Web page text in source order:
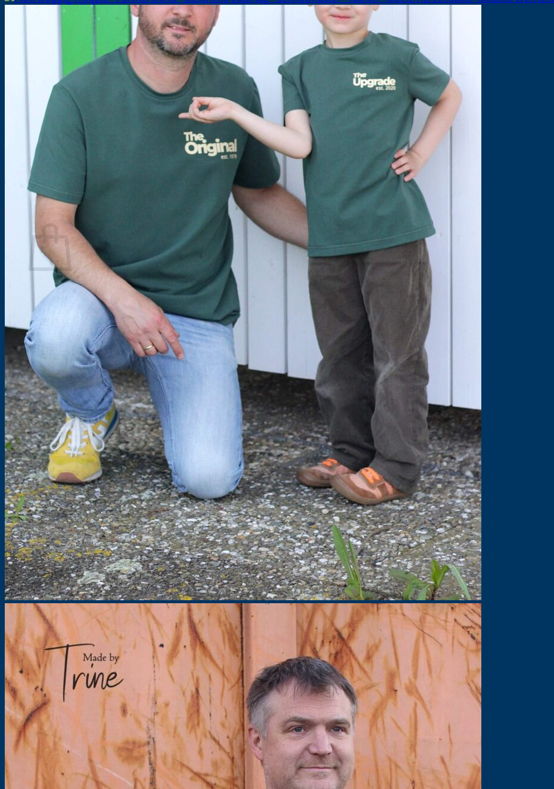
Maßtabellen
eBook oder Papierschnittmuster
Händlerinformationen
Kooperationen
Über uns
Lookbooks
Freebooks
FAQ’s
Newsletter
Kontakt
Warenkorb
Es befinden sich keine Produkte im Warenkorb.
Zurück zum Shop